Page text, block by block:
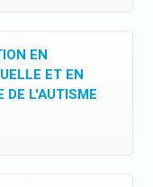
EN
ET EN
DE L'AUTISME